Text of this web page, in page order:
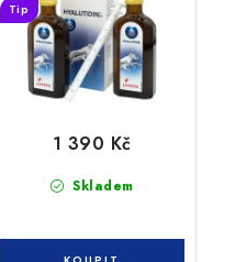
Tip
Skladem
1 390 Kč